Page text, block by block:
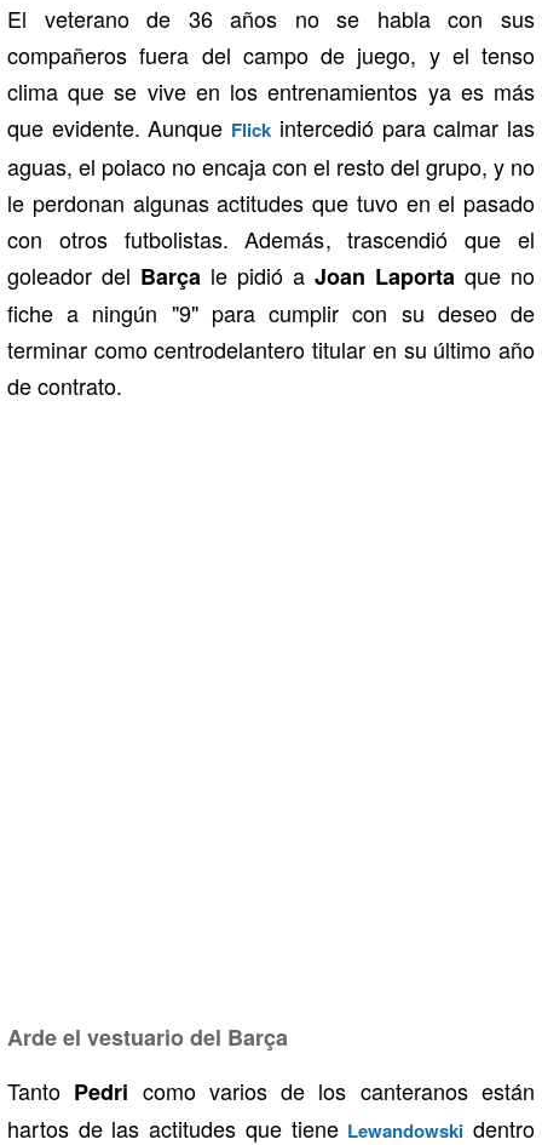
El veterano de 36 años no se habla con sus
compañeros fuera del campo de juego, y el tenso
clima que se vive en los entrenamientos ya es más
que evidente. Aunque Flick intercedió para calmar las
aguas, el polaco no encaja con el resto del grupo, y no
le perdonan algunas actitudes que tuvo en el pasado
con otros futbolistas. Además, trascendió que el
goleador del Barça le pidió a Joan Laporta que no
fiche a ningún "9" para cumplir con su deseo de
terminar como centrodelantero titular en su último año
de contrato.
Arde el vestuario del Barça
Tanto Pedri como varios de los canteranos están
hartos de las actitudes que tiene Lewandowski dentro